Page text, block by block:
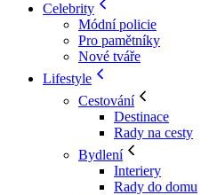
Celebrity
Módní policie
Pro pamětníky
Nové tváře
Lifestyle
Cestování
Destinace
Rady na cesty
Bydlení
Interiery
Rady do domu